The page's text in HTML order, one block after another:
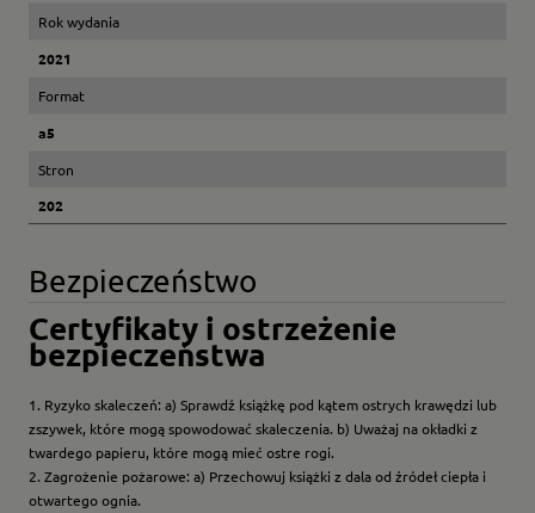
Rok wydania
2021
Format
a5
Stron
202
Bezpieczeństwo
Certyfikaty i ostrzeżenie
bezpieczeństwa
1. Ryzyko skaleczeń: a) Sprawdź książkę pod kątem ostrych krawędzi lub
zszywek, które mogą spowodować skaleczenia. b) Uważaj na okładki z
twardego papieru, które mogą mieć ostre rogi.
2. Zagrożenie pożarowe: a) Przechowuj książki z dala od źródeł ciepła i
otwartego ognia.